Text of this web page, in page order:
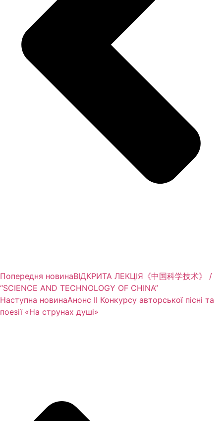
Попередня новинаВІДКРИТА ЛЕКЦІЯ《中国科学技术》 /
“SCIENCE AND TECHNOLOGY OF CHINA”
Наступна новинаАнонс ІІ Конкурсу авторської пісні та
поезії «На струнах душі»